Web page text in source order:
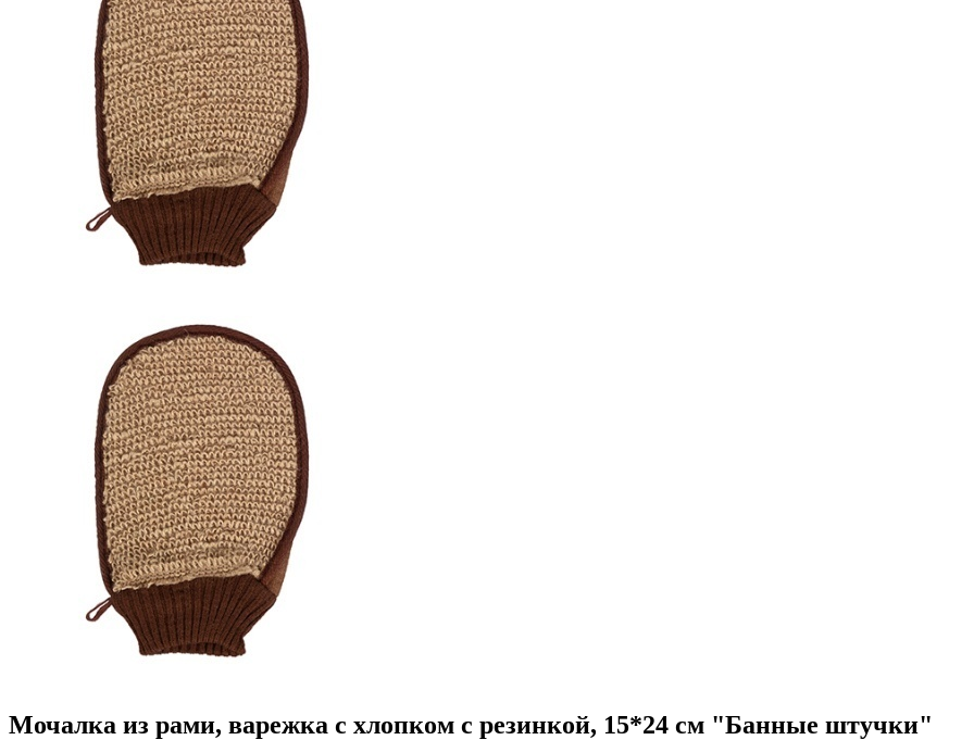
Мочалка из рами, варежка с хлопком с резинкой, 15*24 см "Банные штучки"